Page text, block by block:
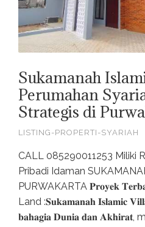
Sukamanah
Perumahan
Strategis di
LISTING-PROPERTI-SYARIAH
CALL 085290011253 Miliki
Pribadi Idaman
PURWAKARTA 𝐏𝐫𝐨𝐲𝐞𝐤
Land :𝐒𝐮𝐤𝐚𝐦𝐚𝐧𝐚𝐡 𝐈𝐬𝐥𝐚𝐦𝐢𝐜
𝐛𝐚𝐡𝐚𝐠𝐢𝐚 𝐃𝐮𝐧𝐢𝐚 𝐝𝐚𝐧